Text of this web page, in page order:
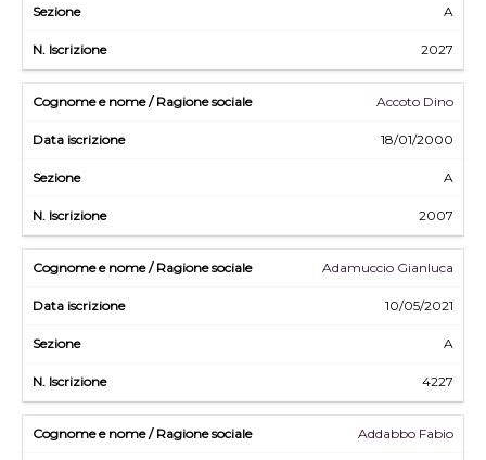
A
2027
Accoto Dino
18/01/2000
A
2007
Adamuccio Gianluca
10/05/2021
A
4227
Addabbo Fabio